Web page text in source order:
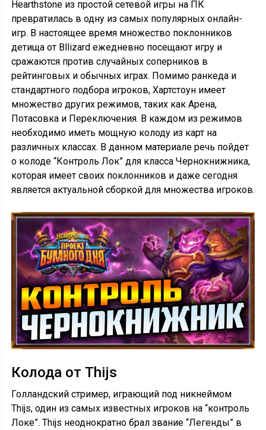
Hearthstone из простой сетевой игры на ПК
превратилась в одну из самых популярных онлайн-
игр. В настоящее время множество поклонников
детища от Bllizard ежедневно посещают игру и
сражаются против случайных соперников в
рейтинговых и обычных играх. Помимо ранкеда и
стандартного подбора игроков, Хартстоун имеет
множество других режимов, таких как Арена,
Потасовка и Переключения. В каждом из режимов
необходимо иметь мощную колоду из карт на
различных классах. В данном материале речь пойдет
о колоде “Контроль Лок” для класса Чернокнижника,
которая имеет своих поклонников и даже сегодня
является актуальной сборкой для множества игроков.
Колода от Thijs
Голландский стример, играющий под никнеймом
Thijs, один из самых известных игроков на “контроль
Локе”. Thijs неоднократно брал звание “Легенды” в